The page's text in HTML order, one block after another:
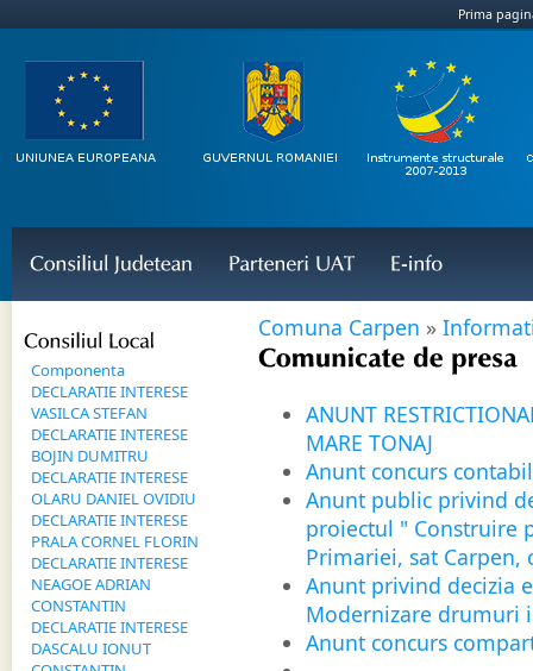
Prima
Consiliul Judetean Parteneri UAT E-info
Consiliul Local
Componenta
DECLARATIE INTERESE
VASILCA STEFAN
DECLARATIE INTERESE
BOJIN DUMITRU
DECLARATIE INTERESE
OLARU DANIEL OVIDIU
DECLARATIE INTERESE
PRALA CORNEL FLORIN
DECLARATIE INTERESE
NEAGOE ADRIAN
CONSTANTIN
DECLARATIE INTERESE
DASCALU IONUT
Comuna Carpen »
Comunicate de presa
ANUNT
MARE TONAJ
Anunt concurs contabil
Anunt public privind
proiectul " Construire
Primariei, sat
Anunt privind decizia
Modernizare drumuri
Anunt concurs